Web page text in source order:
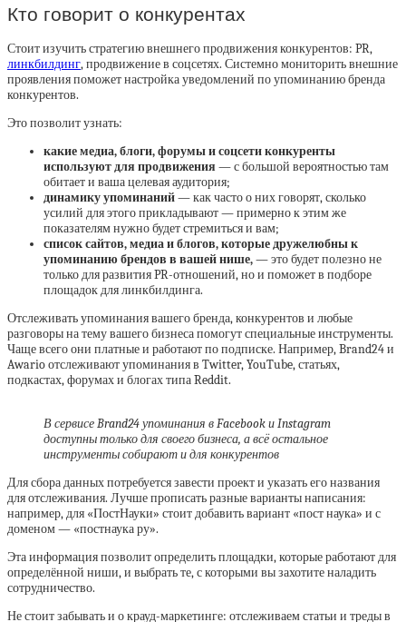
Кто говорит о конкурентах
Стоит изучить стратегию внешнего продвижения конкурентов: PR,
линкбилдинг, продвижение в соцсетях. Системно мониторить внешние
проявления поможет настройка уведомлений по упоминанию бренда
конкурентов.
Это позволит узнать:
какие медиа, блоги, форумы и соцсети конкуренты
используют для продвижения — с большой вероятностью там
обитает и ваша целевая аудитория;
динамику упоминаний— как часто о них говорят, сколько
усилий для этого прикладывают — примерно к этим же
показателям нужно будет стремиться и вам;
список сайтов, медиа и блогов, которые дружелюбны к
упоминанию брендов в вашей нише,— это будет полезно не
только для развития PR-отношений, но и поможет в подборе
площадок для линкбилдинга.
Отслеживать упоминания вашего бренда, конкурентов и любые
разговоры на тему вашего бизнеса помогут специальные инструменты.
Чаще всего они платные и работают по подписке. Например, Brand24 и
Awario отслеживают упоминания в Twitter, YouTube, статьях,
подкастах, форумах и блогах типа Reddit.
В сервисе Brand24 упоминания в Facebook и Instagram
доступны только для своего бизнеса, а всё остальное
инструменты собирают и для конкурентов
Для сбора данных потребуется завести проект и указать его названия
для отслеживания. Лучше прописать разные варианты написания:
например, для «ПостНауки» стоит добавить вариант «пост наука» и с
доменом — «постнаука ру».
Эта информация позволит определить площадки, которые работают для
определённой ниши, и выбрать те, с которыми вы захотите наладить
сотрудничество.
Не стоит забывать и о крауд-маркетинге: отслеживаем статьи и треды в